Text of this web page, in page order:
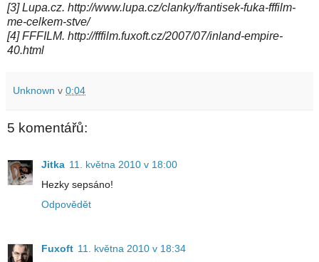
[3] Lupa.cz. http://www.lupa.cz/clanky/frantisek-fuka-fffilm-
me-celkem-stve/
[4] FFFILM. http://fffilm.fuxoft.cz/2007/07/inland-empire-
40.html
Unknown v 0:04
5 komentářů:
Jitka 11. května 2010 v 18:00
Hezky sepsáno!
Odpovědět
Fuxoft 11. května 2010 v 18:34